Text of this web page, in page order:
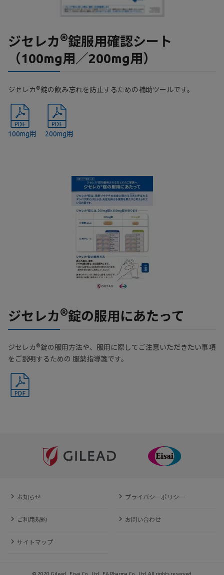
ジセレカ®錠服用確認シート
（100mg用／200mg用）
ジセレカ ®錠の飲み忘れを防止するための補助ツールです。
100mg用 200mg用
ジセレカ®錠の服用にあたって
ジセレカ ®錠の服用方法や、服用に際してご注意いただきたい事項
をご説明するための 服薬指導箋です。
お知らせ プライバシーポリシー
ご利用規約 お問い合わせ
サイトマップ
© 2020 Gilead., Eisai Co., Ltd., EA Pharma Co., Ltd. All rights reserved.